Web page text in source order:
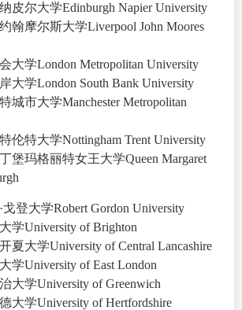
皮尔大学Edinburgh Napier University
翰摩尔斯大学Liverpool John Moores
大学London Metropolitan University
大学London South Bank University
城市大学Manchester Metropolitan
伦特大学Nottingham Trent University
堡玛格丽特女王大学Queen Margaret
登大学Robert Gordon University
学University of Brighton
夏大学University of Central Lancashire
学University of East London
大学University of Greenwich
大学University of Hertfordshire